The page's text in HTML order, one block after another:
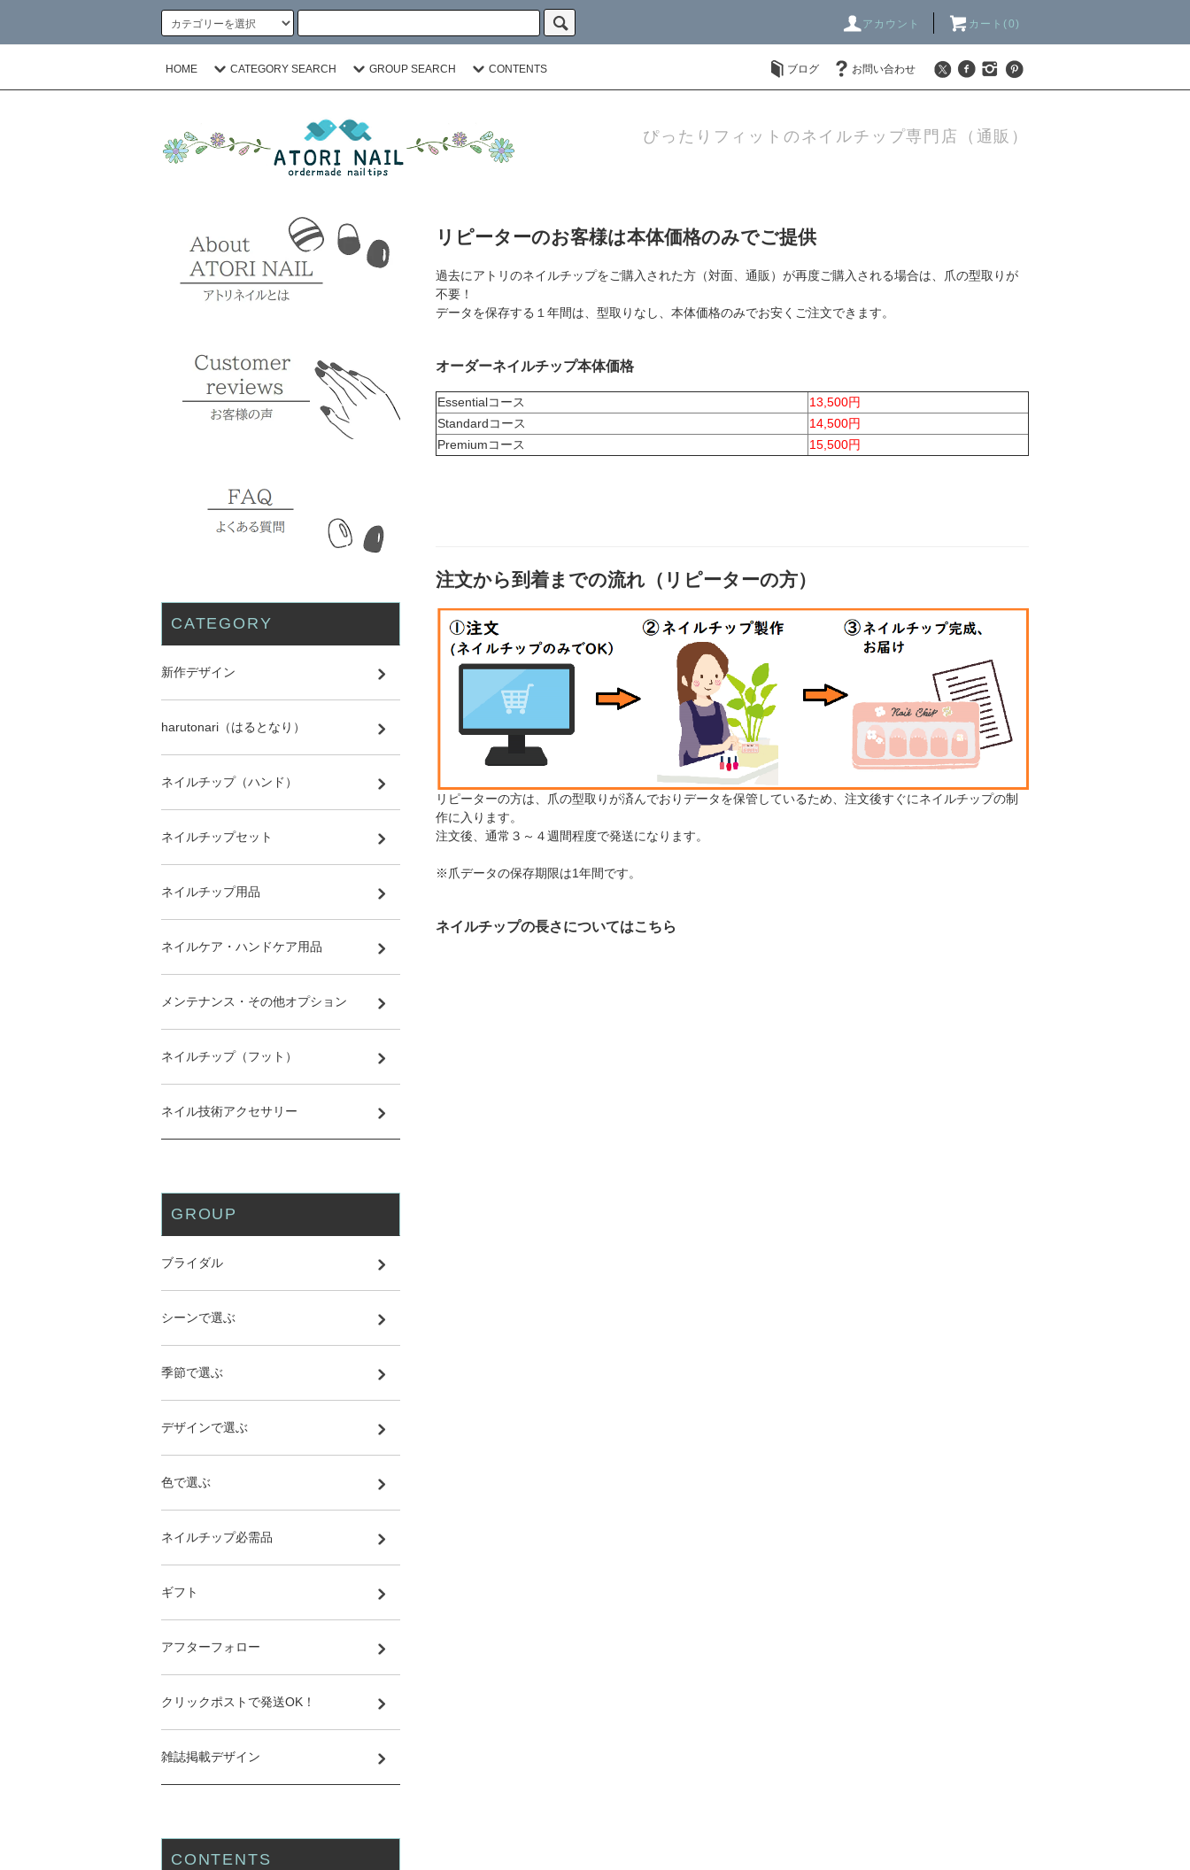
アカウント カート(0)
HOME CATEGORY SEARCH GROUP SEARCH CONTENTS ブログ お問い合わせ
ぴったりフィットのネイルチップ専門店（通販）
リピーターのお客様は本体価格のみでご提供
過去にアトリのネイルチップをご購入された方（対面、通販）が再度ご購入される場合は、爪の型取りが
不要！
データを保存する１年間は、型取りなし、本体価格のみでお安くご注文できます。
オーダーネイルチップ本体価格
Essentialコース
13,500円
Standardコース
14,500円
Premiumコース
15,500円
注文から到着までの流れ（リピーターの方）
リピーターの方は、爪の型取りが済んでおりデータを保管しているため、注文後すぐにネイルチップの制
作に入ります。
注文後、通常３～４週間程度で発送になります。
※爪データの保存期限は1年間です。
ネイルチップの長さについてはこちら
CATEGORY
新作デザイン
harutonari（はるとなり）
ネイルチップ（ハンド）
ネイルチップセット
ネイルチップ用品
ネイルケア・ハンドケア用品
メンテナンス・その他オプション
ネイルチップ（フット）
ネイル技術アクセサリー
GROUP
ブライダル
シーンで選ぶ
季節で選ぶ
デザインで選ぶ
色で選ぶ
ネイルチップ必需品
ギフト
アフターフォロー
クリックポストで発送OK！
雑誌掲載デザイン
CONTENTS